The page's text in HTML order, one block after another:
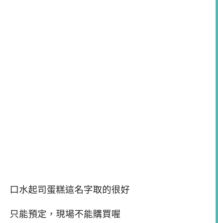
口水起司蛋糕這名字取的很好
只能預定，現場不能購買喔